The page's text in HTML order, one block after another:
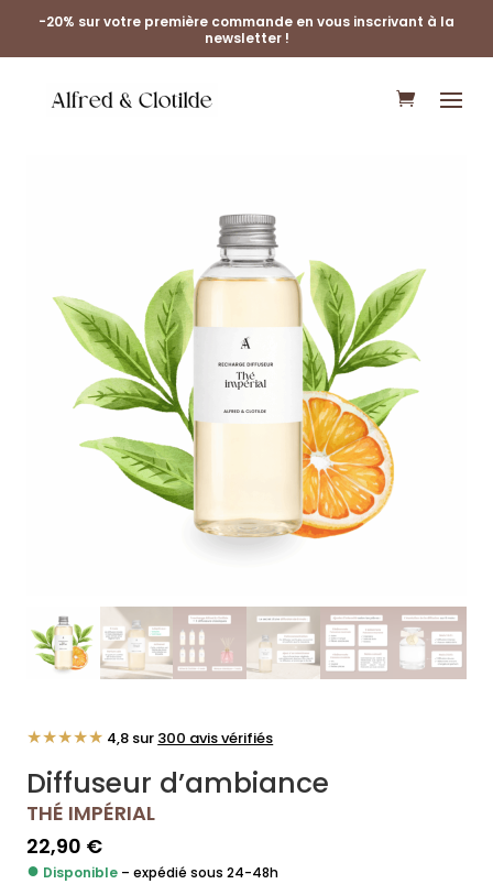
-20% sur votre première commande en vous inscrivant à la
newsletter !
★★★★★ 4,8 sur 300 avis vérifiés
Diffuseur d’ambiance
THÉ IMPÉRIAL
22,90 €
● Disponible – expédié sous 24-48h